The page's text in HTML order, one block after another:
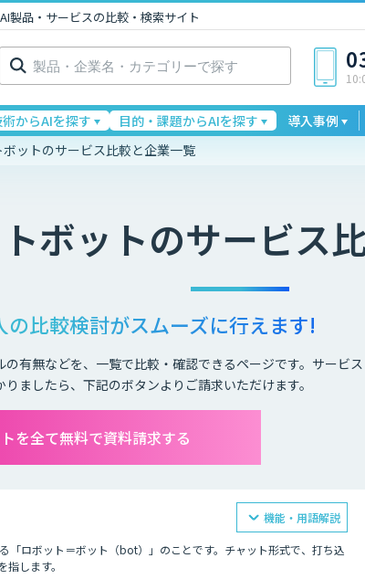
製品・サービスの比較・検索サイト
検
索:
からAIを探す 目的・課題からAIを探す 導入事例
ボットのサービス比較と企業一覧
ボットのサービス
の比較検討がスムーズに行えます!
有無などを、一覧で比較・確認できるページです。サービス
ましたら、下記のボタンよりご請求いただけます。
を全て無料で資料請求する
「ロボット＝ボット（bot）」のことです。チャット形式で、打ち込
します。
機能・用語解説